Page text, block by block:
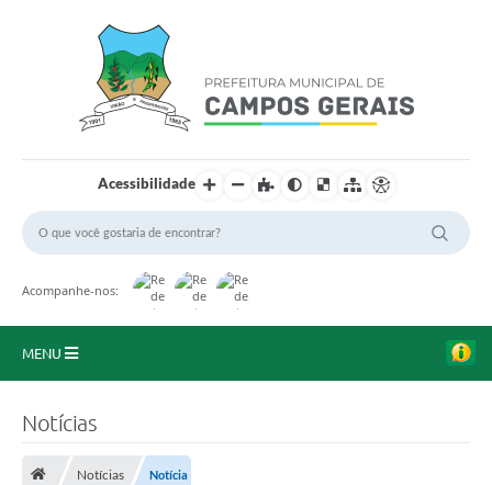
Acessibilidade
Acompanhe-nos:
MENU
Notícias
Notícias Notícia